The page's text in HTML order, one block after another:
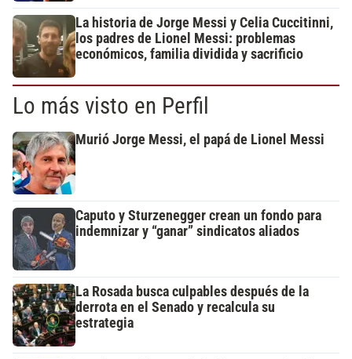
La historia de Jorge Messi y Celia Cuccitinni,
los padres de Lionel Messi: problemas
económicos, familia dividida y sacrificio
Lo más visto en Perfil
Murió Jorge Messi, el papá de Lionel Messi
Caputo y Sturzenegger crean un fondo para
indemnizar y “ganar” sindicatos aliados
La Rosada busca culpables después de la
derrota en el Senado y recalcula su
estrategia